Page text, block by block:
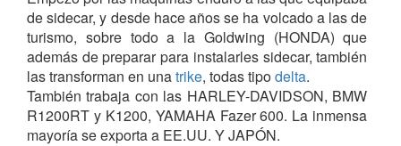
de sidecar, y desde hace años se ha volcado a las de
turismo, sobre todo a la Goldwing (HONDA) que
además de preparar para instalarles sidecar, también
las transforman en unatrike, todas tipodelta.
También trabaja con las HARLEY-DAVIDSON, BMW
R1200RT y K1200, YAMAHA Fazer 600. La inmensa
mayoría se exporta a EE.UU. Y JAPÓN.